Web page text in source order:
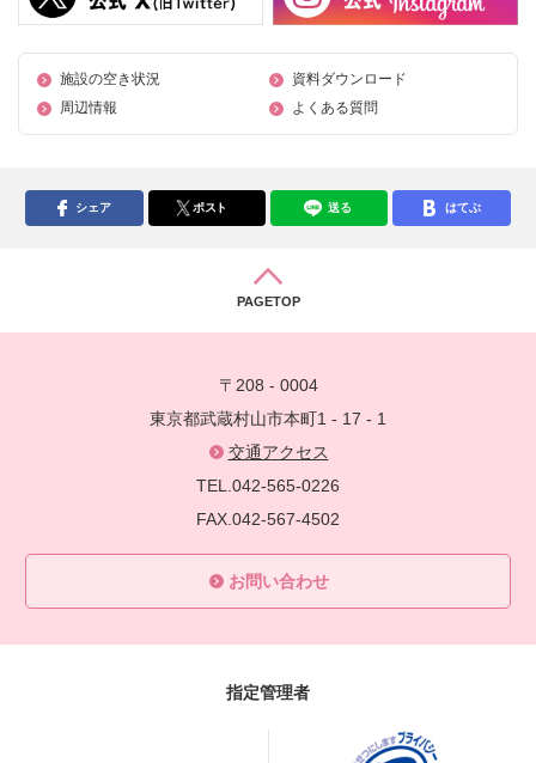
施設の空き状況
資料ダウンロード
周辺情報
よくある質問
シェア ポスト 送る はてぶ
PAGETOP
〒208 - 0004
東京都武蔵村山市本町1 - 17 - 1
交通アクセス
TEL.042-565-0226
FAX.042-567-4502
お問い合わせ
指定管理者